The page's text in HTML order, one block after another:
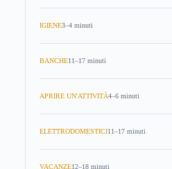
IGIENE3–4 minuti
BANCHE11–17 minuti
APRIRE UN'ATTIVITÀ4–6 minuti
ELETTRODOMESTICI11–17 minuti
VACANZE12–18 minuti